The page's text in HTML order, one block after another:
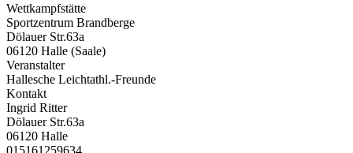
Wettkampfstätte
Sportzentrum Brandberge
Dölauer Str.63a
06120 Halle (Saale)
Veranstalter
Hallesche Leichtathl.-Freunde
Kontakt
Ingrid Ritter
Dölauer Str.63a
06120 Halle
015161259634